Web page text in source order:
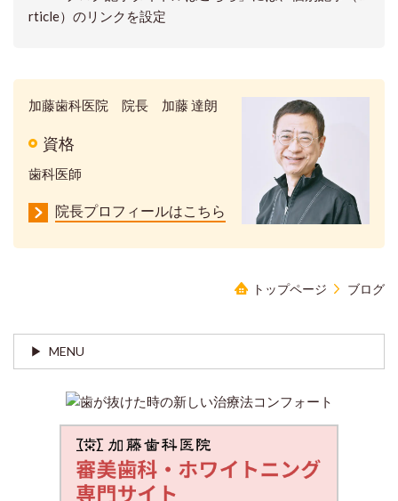
rticle）のリンクを設定
加藤歯科医院 院長 加藤 達朗
資格
歯科医師
院長プロフィールはこちら
トップページ ブログ
MENU